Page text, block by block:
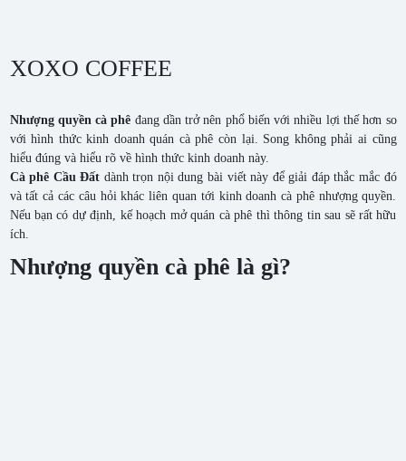
XOXO COFFEE
Nhượng quyền cà phê đang dần trở nên phổ biến với nhiều lợi thế hơn so
với hình thức kinh doanh quán cà phê còn lại. Song không phải ai cũng
hiểu đúng và hiểu rõ về hình thức kinh doanh này.
Cà phê Cầu Đất dành trọn nội dung bài viết này để giải đáp thắc mắc đó
và tất cả các câu hỏi khác liên quan tới kinh doanh cà phê nhượng quyền.
Nếu bạn có dự định, kế hoạch mở quán cà phê thì thông tin sau sẽ rất hữu
ích.
Nhượng quyền cà phê là gì?